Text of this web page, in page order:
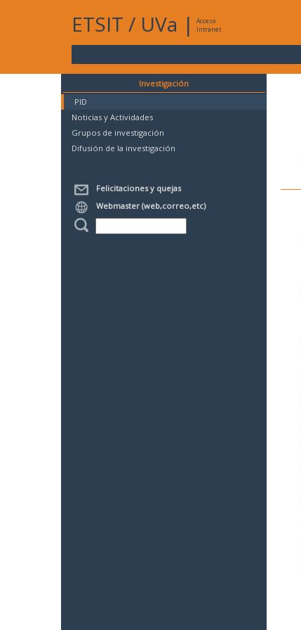
ETSIT / UVa |
Acceso
Intranet
Investigación
PID
Noticias y Actividades
Grupos de investigación
Difusión de la investigación
Felicitaciones y quejas
Webmaster (web,correo,etc)